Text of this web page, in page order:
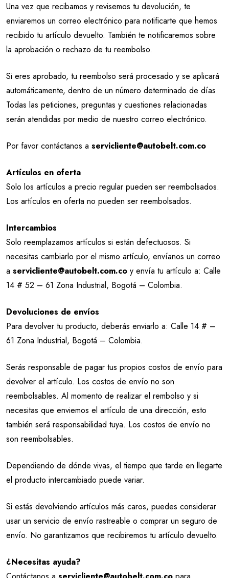
Una vez que recibamos y revisemos tu devolución, te
enviaremos un correo electrónico para notificarte que hemos
recibido tu artículo devuelto. También te notificaremos sobre
la aprobación o rechazo de tu reembolso.
Si eres aprobado, tu reembolso será procesado y se aplicará
automáticamente, dentro de un número determinado de días.
Todas las peticiones, preguntas y cuestiones relacionadas
serán atendidas por medio de nuestro correo electrónico.
Por favor contáctanos a servicliente@autobelt.com.co
Artículos en oferta
Solo los artículos a precio regular pueden ser reembolsados.
Los artículos en oferta no pueden ser reembolsados.
Intercambios
Solo reemplazamos artículos si están defectuosos. Si
necesitas cambiarlo por el mismo artículo, envíanos un correo
a servicliente@autobelt.com.co y envía tu artículo a: Calle
14 # 52 – 61 Zona Industrial, Bogotá – Colombia.
Devoluciones de envíos
Para devolver tu producto, deberás enviarlo a: Calle 14 # –
61 Zona Industrial, Bogotá – Colombia.
Serás responsable de pagar tus propios costos de envío para
devolver el artículo. Los costos de envío no son
reembolsables. Al momento de realizar el rembolso y si
necesitas que enviemos el artículo de una dirección, esto
también será responsabilidad tuya. Los costos de envío no
son reembolsables.
Dependiendo de dónde vivas, el tiempo que tarde en llegarte
el producto intercambiado puede variar.
Si estás devolviendo artículos más caros, puedes considerar
usar un servicio de envío rastreable o comprar un seguro de
envío. No garantizamos que recibiremos tu artículo devuelto.
¿Necesitas ayuda?